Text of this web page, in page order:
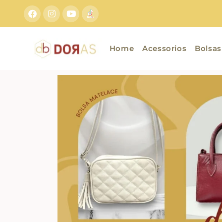
Home Acessorios Bolsas